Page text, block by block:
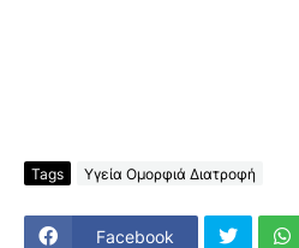
Tags Υγεία Ομορφιά Διατροφή
Facebook